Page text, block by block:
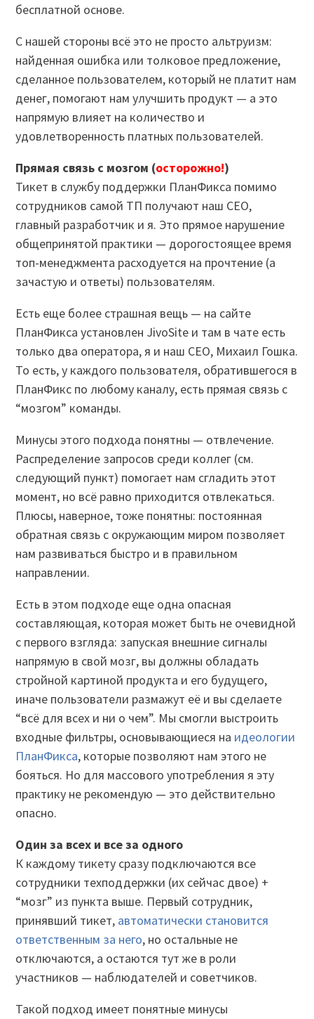
бесплатной основе.
С нашей стороны всё это не просто альтруизм:
найденная ошибка или толковое предложение,
сделанное пользователем, который не платит нам
денег, помогают нам улучшить продукт — а это
напрямую влияет на количество и
удовлетворенность платных пользователей.
Прямая связь с мозгом (осторожно!)
Тикет в службу поддержки ПланФикса помимо
сотрудников самой ТП получают наш CEO,
главный разработчик и я. Это прямое нарушение
общепринятой практики — дорогостоящее время
топ-менеджмента расходуется на прочтение (а
зачастую и ответы) пользователям.
Есть еще более страшная вещь — на сайте
ПланФикса установлен JivoSite и там в чате есть
только два оператора, я и наш CEO, Михаил Гошка.
То есть, у каждого пользователя, обратившегося в
ПланФикс по любому каналу, есть прямая связь с
“мозгом” команды.
Минусы этого подхода понятны — отвлечение.
Распределение запросов среди коллег (см.
следующий пункт) помогает нам сгладить этот
момент, но всё равно приходится отвлекаться.
Плюсы, наверное, тоже понятны: постоянная
обратная связь с окружающим миром позволяет
нам развиваться быстро и в правильном
направлении.
Есть в этом подходе еще одна опасная
составляющая, которая может быть не очевидной
с первого взгляда: запуская внешние сигналы
напрямую в свой мозг, вы должны обладать
стройной картиной продукта и его будущего,
иначе пользователи размажут её и вы сделаете
“всё для всех и ни о чем”. Мы смогли выстроить
входные фильтры, основывающиеся на идеологии
ПланФикса, которые позволяют нам этого не
бояться. Но для массового употребления я эту
практику не рекомендую — это действительно
опасно.
Один за всех и все за одного
К каждому тикету сразу подключаются все
сотрудники техподдержки (их сейчас двое) +
“мозг” из пункта выше. Первый сотрудник,
принявший тикет, автоматически становится
ответственным за него, но остальные не
отключаются, а остаются тут же в роли
участников — наблюдателей и советчиков.
Такой подход имеет понятные минусы